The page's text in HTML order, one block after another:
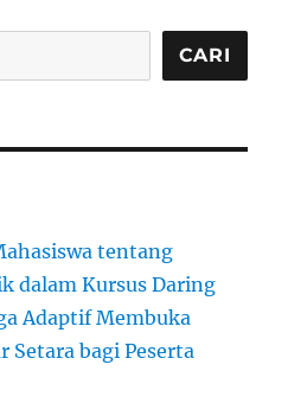
CARI
tentang
dalam Kursus Daring
Adaptif Membuka
Setara bagi Peserta